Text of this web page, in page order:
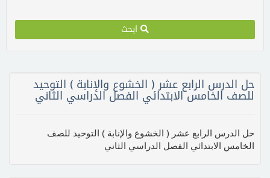
ابحث
حل الدرس الرابع عشر ( الخشوع والإنابة ) التوحيد
للصف الخامس الابتدائي الفصل الدراسي الثاني
حل الدرس الرابع عشر ( الخشوع والإنابة ) التوحيد للصف
الخامس الابتدائي الفصل الدراسي الثاني